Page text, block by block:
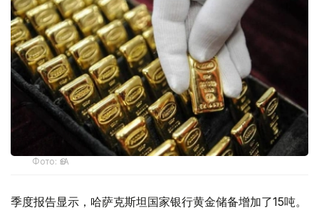
Фото: ӨзА
季度报告显示，哈萨克斯坦国家银行黄金储备增加了15吨。